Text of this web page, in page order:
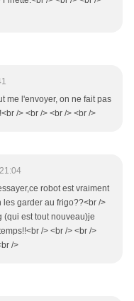
me l'envoyer, on ne fait pas
/> <br /> <br /> <br />
robot est vraiment
garder au frigo??<br />
(qui est tout nouveau)je
/> <br /> <br />
/>